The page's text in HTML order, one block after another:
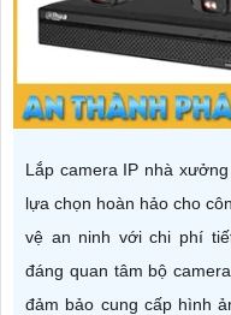
Lắp camera IP nhà
lựa chọn hoàn hảo cho
vệ an ninh với chi phí
đáng quan tâm bộ
đảm bảo cung cấp hình